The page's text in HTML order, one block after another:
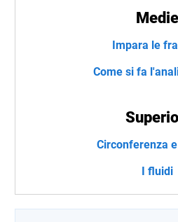
Medie
Impara le
Come si fa
Circonferenza
I fluidi